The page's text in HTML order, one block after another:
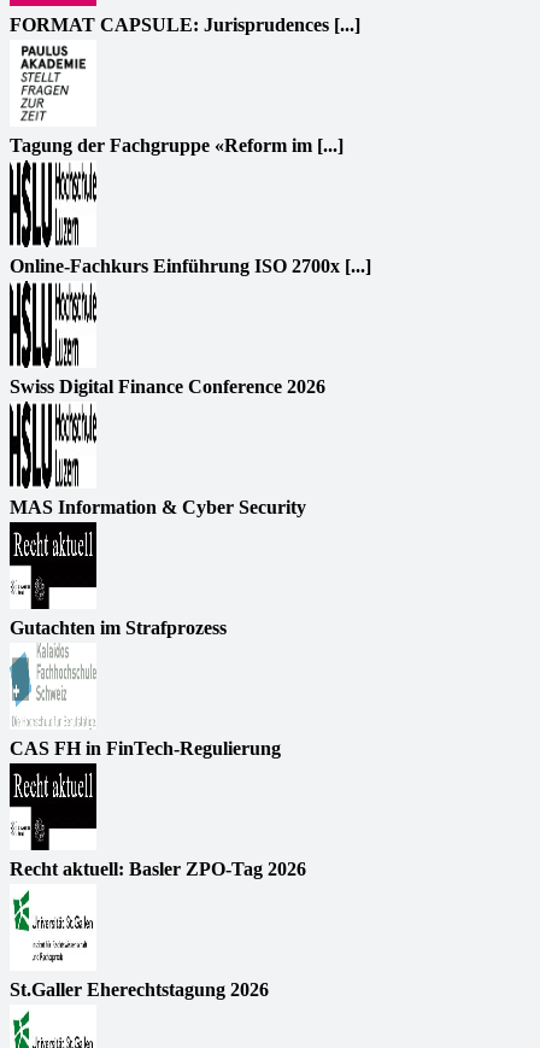
FORMAT CAPSULE: Jurisprudences [...]
Tagung der Fachgruppe «Reform im [...]
Online-Fachkurs Einführung ISO 2700x [...]
Swiss Digital Finance Conference 2026
MAS Information & Cyber Security
Gutachten im Strafprozess
CAS FH in FinTech-Regulierung
Recht aktuell: Basler ZPO-Tag 2026
St.Galler Eherechtstagung 2026